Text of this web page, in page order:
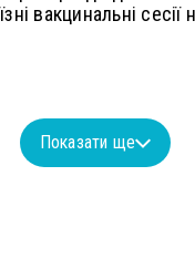
вакцинальні сесії
Показати ще